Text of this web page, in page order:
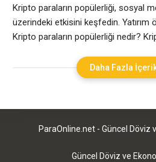
Kripto paraların popülerliği, sosyal
üzerindeki etkisini keşfedin. Yatırım
Kripto paraların popülerliği nedir?
Bitcoin ile başlayan bu dijital para
insanın dikkatini çekmektedir. Peki,
Daha Fazla
ParaOnline.net - Güncel Döviz
Güncel Döviz ve